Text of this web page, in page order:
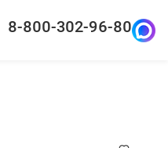
8-800-302-96-80